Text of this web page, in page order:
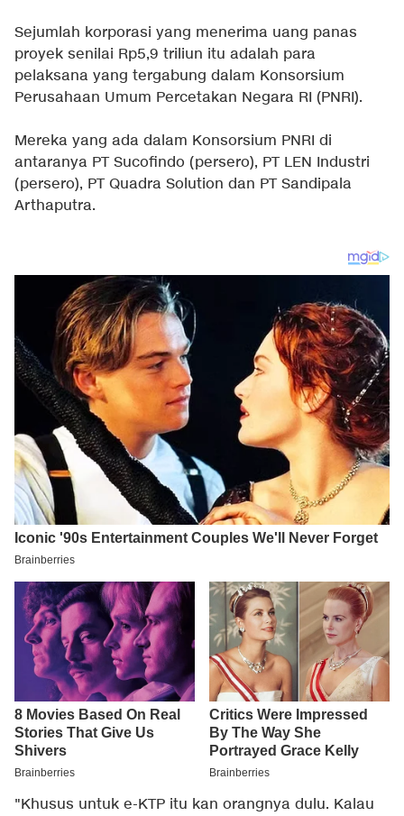
Sejumlah korporasi yang menerima uang panas
proyek senilai Rp5,9 triliun itu adalah para
pelaksana yang tergabung dalam Konsorsium
Perusahaan Umum Percetakan Negara RI (PNRI).
Mereka yang ada dalam Konsorsium PNRI di
antaranya PT Sucofindo (persero), PT LEN Industri
(persero), PT Quadra Solution dan PT Sandipala
Arthaputra.
"Khusus untuk e-KTP itu kan orangnya dulu. Kalau